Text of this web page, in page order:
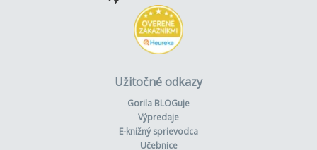
Užitočné odkazy
Gorila BLOGuje
Výpredaje
E-knižný sprievodca
Učebnice